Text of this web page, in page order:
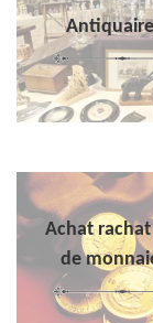
Achat
de